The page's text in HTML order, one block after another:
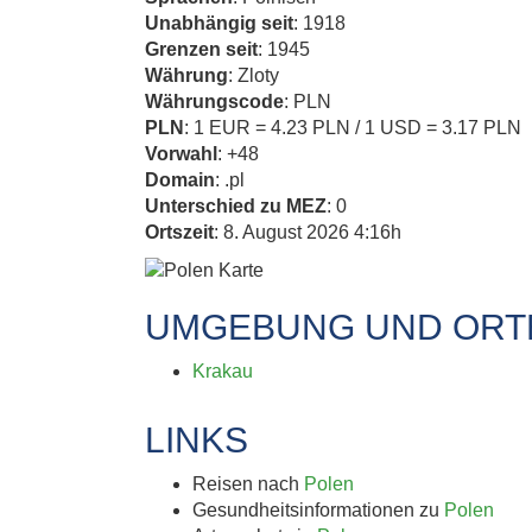
Triest ist
Grenz- und
Unabhängig seit: 1918
Grenzen seit: 1945
Währung: Zloty
Währungscode: PLN
PLN : 1 EUR = 4.23 PLN / 1 USD = 3.17 PLN
Vorwahl : +48
Domain: .pl
Unterschied zu MEZ: 0
Ortszeit: 8. August 2026 4:16h
UMGEBUNG UND
Krakau
LINKS
Reisen nach Polen
Gesundheitsinformationen zu Polen